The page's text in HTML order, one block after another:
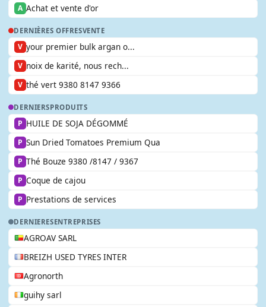
A Achat et vente d'or
DERNIÈRES OFFRESVENTE
V your premier bulk argan o...
V noix de karité, nous rech...
V thé vert 9380 8147 9366
DERNIERSPRODUITS
P HUILE DE SOJA DÉGOMMÉ
P Sun Dried Tomatoes Premium Qua
P Thé Bouze 9380 /8147 / 9367
P Coque de cajou
P Prestations de services
DERNIERESENTREPRISES
AGROAV SARL
BREIZH USED TYRES INTER
Agronorth
guihy sarl